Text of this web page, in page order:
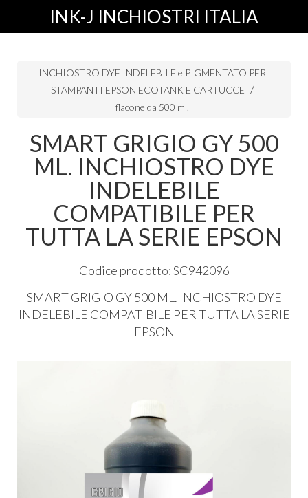
INK-J INCHIOSTRI ITALIA
INCHIOSTRO DYE INDELEBILE e PIGMENTATO PER
STAMPANTI EPSON ECOTANK E CARTUCCE
flacone da 500 ml.
SMART GRIGIO GY 500
ML. INCHIOSTRO DYE
INDELEBILE
COMPATIBILE PER
TUTTA LA SERIE EPSON
Codice prodotto: SC942096
SMART GRIGIO GY 500 ML. INCHIOSTRO DYE
INDELEBILE COMPATIBILE PER TUTTA LASERIE
EPSON